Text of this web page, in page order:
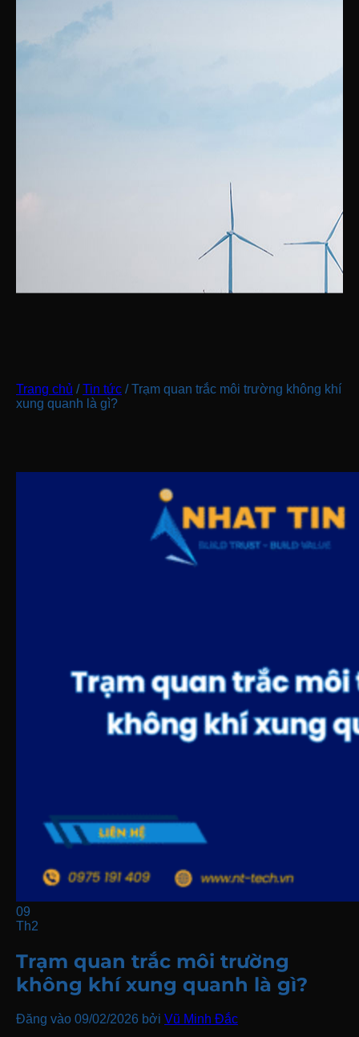
Trang chủ /Tin tức /Trạm quan trắc môi trường không khí
xung quanh là gì?
09
Th2
Trạm quan trắc môi trường
không khí xung quanh là gì?
Đăng vào 09/02/2026 bởi Vũ Minh Đắc